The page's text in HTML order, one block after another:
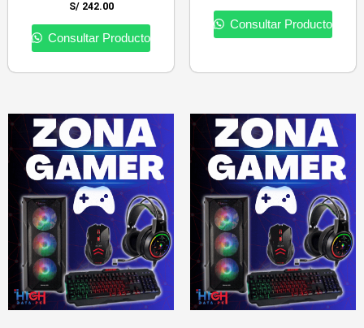
S/242.00
Consultar Producto
Consultar Producto